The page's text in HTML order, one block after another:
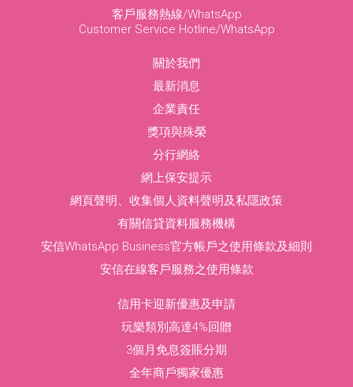
公司醫療保障唔夠？
一個電話 即可投保
公司醫療保障唔夠？
一個電話 即可投保
公司醫療保障唔夠？
一個電話 即可投保
一個電話了解周全嘅癌症保障
癌症唔洗怕！
了解更多
跟住你環遊世界嘅人壽保障
即刻click入嚟啦
了解更多
踏入第二人生，更要保障生活日常
客戶服務熱線/WhatsApp
Customer Service Hotline/WhatsApp
關於我們
最新消息
企業責任
獎項與殊榮
分行網絡
網上保安提示
網頁聲明、收集個人資料聲明及私隱政策
有關信貸資料服務機構
安信WhatsApp Business官方帳戶之使用條款及細則
安信在線客戶服務之使用條款
信用卡迎新優惠及申請
玩樂類別高達4%回贈
3個月免息簽賬分期
全年商戶獨家優惠